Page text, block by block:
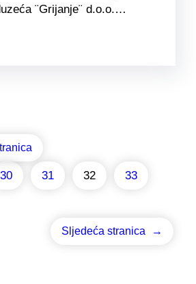
¨Grijanje¨ d.o.o.…
30 31 32 33
Sljedeća stranica →